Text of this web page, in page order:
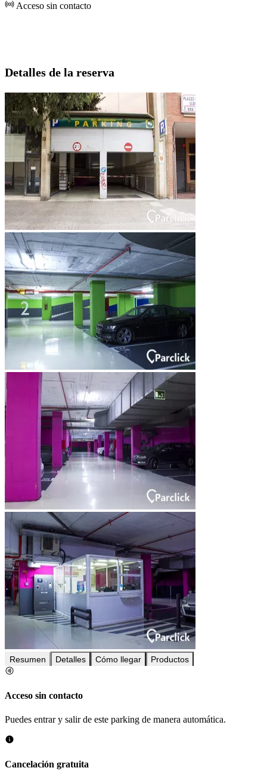
Acceso sin contacto
Detalles de la reserva
Resumen Detalles Cómo llegar Productos
Acceso sin contacto
Puedes entrar y salir de este parking de manera automática.
Cancelación gratuita